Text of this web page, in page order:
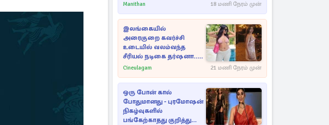
Manithan 18 மணி நேரம் முன்
இலங்கையில்
அரைகுறை கவர்ச்சி
உடையில் வலம்வந்த
சீரியல் நடிகை தர்ஷனா...
அவரே வெளியிட்ட
Cineulagam 21 மணி நேரம் முன்
ஒரு போன் கால்
போதுமானது - புரமோஷன்
நிகழ்வுகளில்
பங்கேற்காதது குறித்து